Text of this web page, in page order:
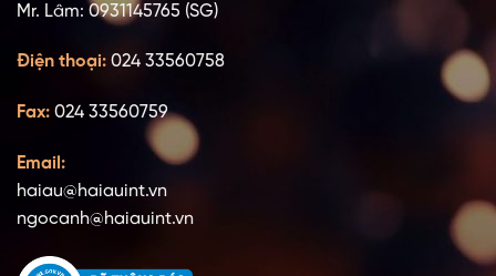
Mr. Lâm: 0931145765 (SG)
Điện thoại: 024 33560758
Fax: 024 33560759
Email:
haiau@haiauint.vn
ngocanh@haiauint.vn